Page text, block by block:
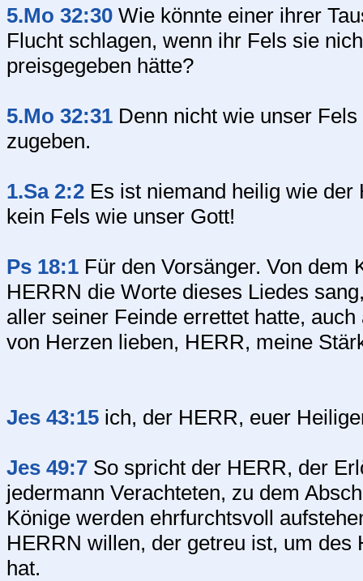
5.Mo 32:30 Wie könnte einer ihrer
Flucht schlagen, wenn ihr Fels sie
preisgegeben hätte?
5.Mo 32:31 Denn nicht wie unser
zugeben.
1.Sa 2:2 Es ist niemand heilig wie
kein Fels wie unser Gott!
Ps 18:1 Für den Vorsänger. Von dem
HERRN die Worte dieses Liedes
aller seiner Feinde errettet hatte,
von Herzen lieben, HERR, meine
Jes 43:15 ich, der HERR, euer
Jes 49:7 So spricht der HERR, der
jedermann Verachteten, zu dem
Könige werden ehrfurchtsvoll
HERRN willen, der getreu ist, um
hat.